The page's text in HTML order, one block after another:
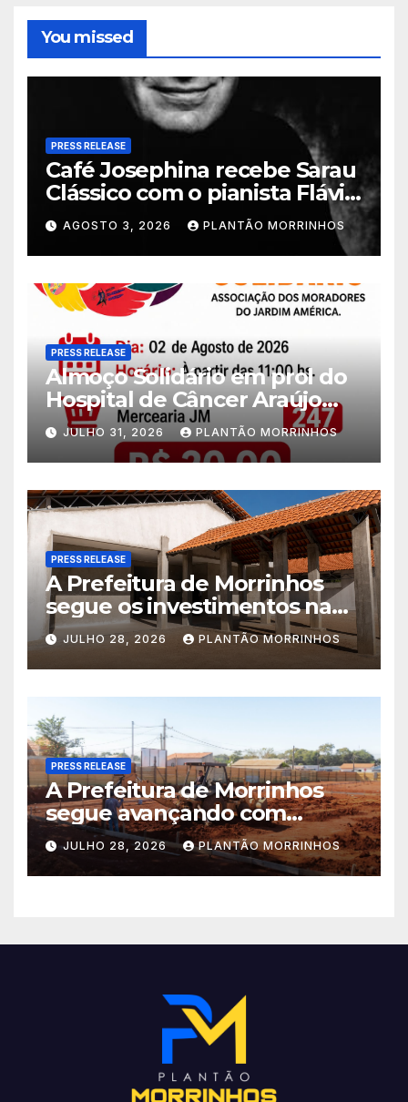
You missed
PRESS RELEASE
Café Josephina recebe Sarau
Clássico com o pianista Flávio
Varani nesta terça-feira
AGOSTO 3, 2026 PLANTÃO MORRINHOS
PRESS RELEASE
Almoço Solidário em prol do
Hospital de Câncer Araújo
Jorge é realizado no Jardim
América
JULHO 31, 2026 PLANTÃO MORRINHOS
PRESS RELEASE
A Prefeitura de Morrinhos
segue os investimentos na
educação. A obra da Escola
Municipal Eudóxio de
Figueiredo avança em ritmo
acelerado e já ganha forma.
JULHO 28, 2026 PLANTÃO MORRINHOS
PRESS RELEASE
A Prefeitura de Morrinhos
segue avançando com
importantes investimentos
no Setor Arca de Noé.
JULHO 28, 2026 PLANTÃO MORRINHOS